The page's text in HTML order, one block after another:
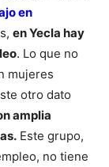
en
en Yecla hay
. Lo que no
mujeres
otro dato
amplia
Este grupo,
no tiene